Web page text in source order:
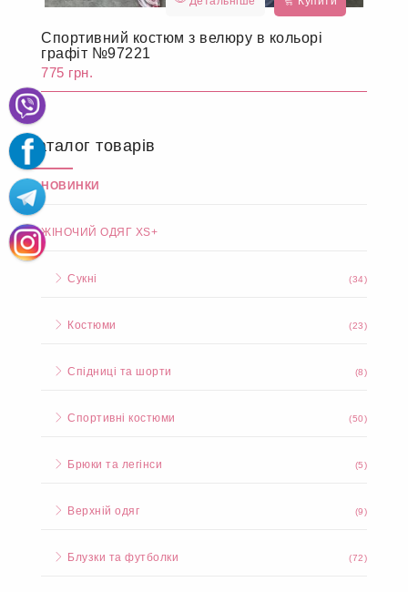
Спортивний костюм з велюру в кольорі
графіт №97221
775 грн.
Каталог товарів
НОВИНКИ
ЖІНОЧИЙ ОДЯГ XS+
Сукні (34)
Костюми (23)
Спідниці та шорти (8)
Спортивні костюми (50)
Брюки та легінси (5)
Верхній одяг (9)
Блузки та футболки (72)